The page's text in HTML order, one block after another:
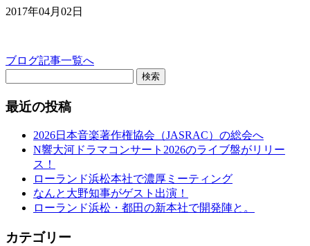
2017年04月02日
ブログ記事一覧へ
検索
最近の投稿
2026日本音楽著作権協会（JASRAC）の総会へ
N響大河ドラマコンサート2026のライブ盤がリリー
ス！
ローランド浜松本社で濃厚ミーティング
なんと大野知事がゲスト出演！
ローランド浜松・都田の新本社で開発陣と。
カテゴリー